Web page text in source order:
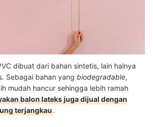
dibuat dari bahan sintetis, lain halnya
Sebagai bahan yang biodegradable,
mudah hancur sehingga lebih ramah
balon lateks juga dijual dengan
terjangkau.